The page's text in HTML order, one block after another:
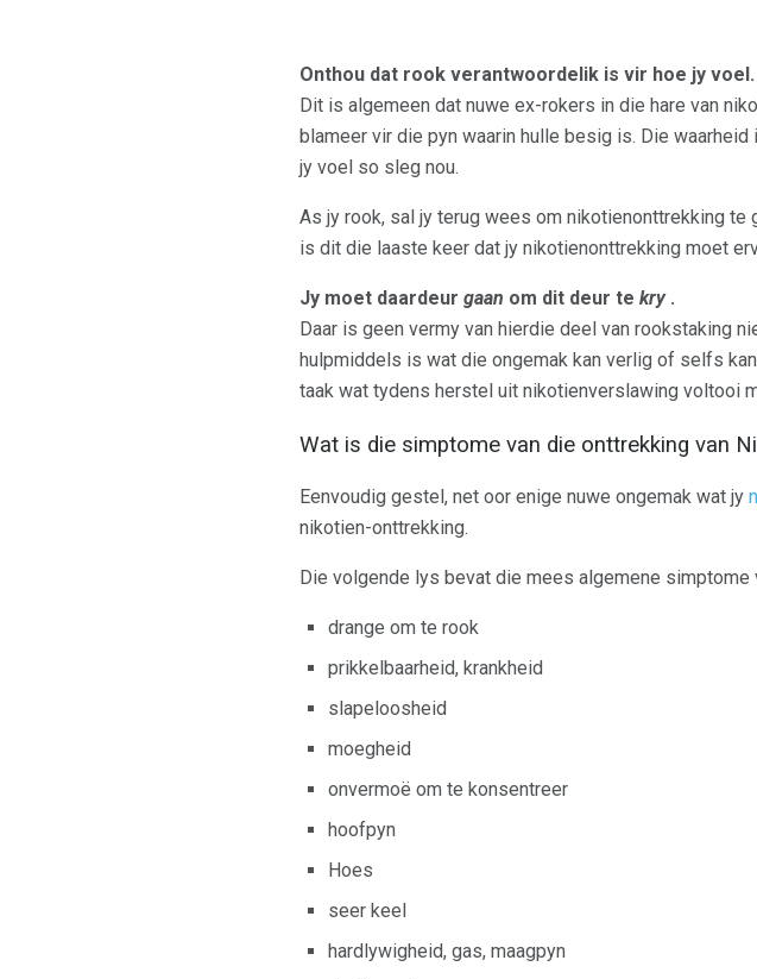
Onthou dat rook verantwoordelik is vir hoe jy voel.
Dit is algemeen dat nuwe ex-rokers in die hare van
blameer vir die pyn waarin hulle besig is. Die
jy voel so sleg nou.
As jy rook, sal jy terug wees om nikotienonttrekking te
is dit die laaste keer dat jy nikotienonttrekking moet
Jy moet daardeur gaan om dit deur te kry.
Daar is geen vermy van hierdie deel van rookstaking
hulpmiddels is wat die ongemak kan verlig of selfs
taak wat tydens herstel uit nikotienverslawing voltooi
Wat is die simptome van die onttrekking van
Eenvoudig gestel, net oor enige nuwe ongemak wat jy
nikotien-onttrekking.
Die volgende lys bevat die mees algemene simptome
drange om te rook
prikkelbaarheid, krankheid
slapeloosheid
moegheid
onvermoë om te konsentreer
hoofpyn
Hoes
seer keel
hardlywigheid, gas, maagpyn